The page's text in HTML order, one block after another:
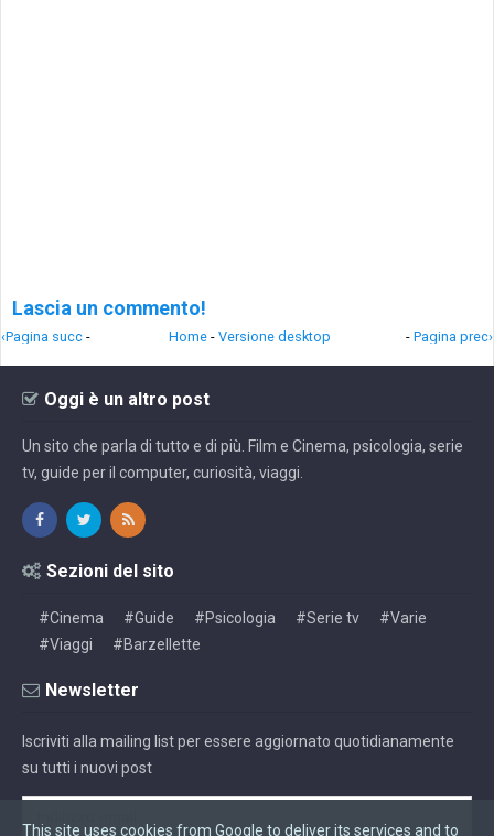
Lascia un commento!
‹Pagina succ - - Pagina prec›
Home - Versione desktop
Oggi è un altro post
Un sito che parla di tutto e di più. Film e Cinema, psicologia, serie
tv, guide per il computer, curiosità, viaggi.
Sezioni del sito
#Cinema #Guide #Psicologia #Serie tv
#Varie
#Viaggi
#Barzellette
Newsletter
Iscriviti alla mailing list per essere aggiornato quotidianamente
su tutti i nuovi post
This site uses cookies from Google to deliver its services and to